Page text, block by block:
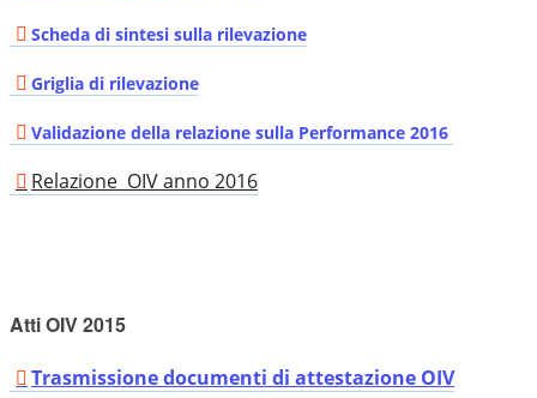
Scheda di sintesi sulla rilevazione
Griglia di rilevazione
Validazione della relazione sulla Performance 2016
Relazione OIV anno 2016
Atti OIV 2015
Trasmissione documenti di attestazione OIV